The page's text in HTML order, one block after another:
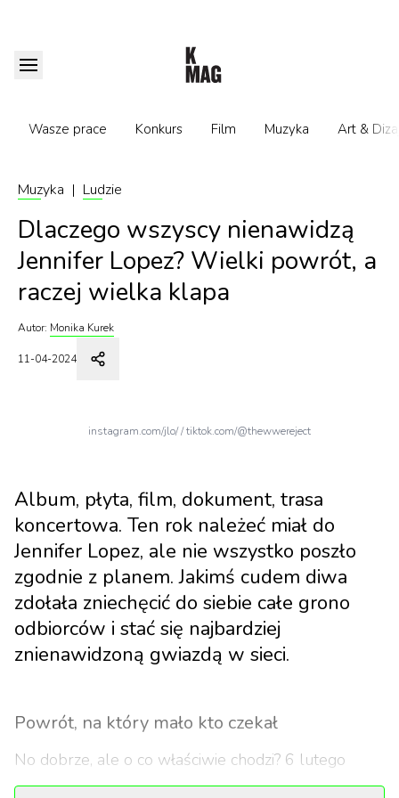
Wasze prace Konkurs Film Muzyka Art &
Muzyka | Ludzie
Dlaczego wszyscy nienawidzą
Jennifer Lopez? Wielki powrót, a
raczej wielka klapa
Autor: Monika Kurek
11-04-2024
instagram.com/jlo/ / tiktok.com/@thewwereject
Album, płyta, film, dokument, trasa
koncertowa. Ten rok należeć miał do
Jennifer Lopez, ale nie wszystko poszło
zgodnie z planem. Jakimś cudem diwa
zdołała zniechęcić do siebie całe grono
odbiorców i stać się najbardziej
znienawidzoną gwiazdą w sieci.
Powrót, na który mało kto czekał
No dobrze, ale o co właściwie chodzi? 6 lutego
Jennifer wydała krążek „This is Me… Now”, będący